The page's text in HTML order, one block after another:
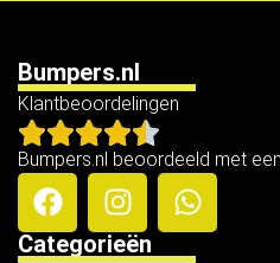
Bumpers.nl
Klantbeoordelingen
Bumpers.nl beoordeeld met
Categorieën